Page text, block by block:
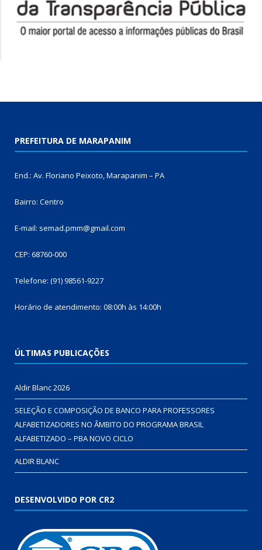
PREFEITURA DE MARAPANIM
End.: Av. Floriano Peixoto, Marapanim – PA
Bairro: Centro
E-mail: semad.pmm@gmail.com
CEP: 68760-000
Telefone: (91) 98561-9227
Horário de atendimento: 08:00h às 14:00h
ÚLTIMAS PUBLICAÇÕES
Aldir Blanc 2026
SELEÇÃO E COMPOSIÇÃO DE BANCO PARA PROFESSORES
ALFABETIZADORES NO ÂMBITO DO PROGRAMA BRASIL
ALFABETIZADO – PBA NOVO CICLO
ALDIR BLANC
DESENVOLVIDO POR CR2